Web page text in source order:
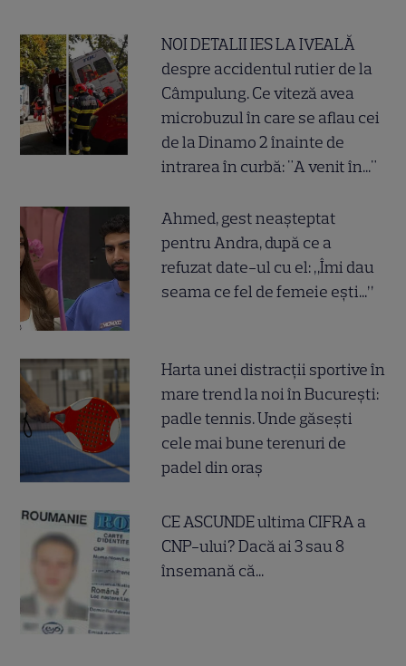
NOI DETALII IES LA IVEALĂ
despre accidentul rutier de la
Câmpulung. Ce viteză avea
microbuzul în care se aflau cei
de la Dinamo 2 înainte de
intrarea în curbă: "A venit în..."
Ahmed, gest neașteptat
pentru Andra, după ce a
refuzat date-ul cu el: „Îmi dau
seama ce fel de femeie ești...”
Harta unei distracții sportive în
mare trend la noi în București:
padle tennis. Unde găsești
cele mai bune terenuri de
padel din oraș
CE ASCUNDE ultima CIFRA a
CNP-ului? Dacă ai 3 sau 8
însemană că...